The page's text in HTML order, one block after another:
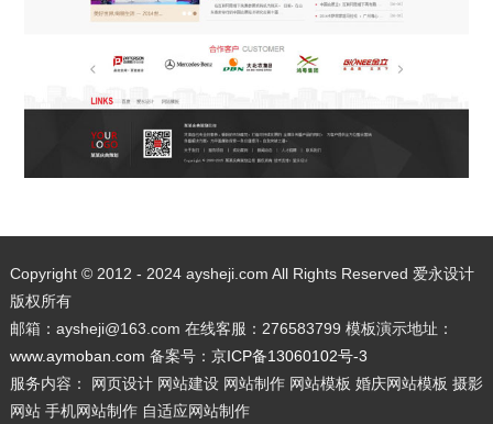
Copyright © 2012 - 2024 aysheji.com All Rights Reserved 爱永设计
版权所有
邮箱：aysheji@163.com 在线客服：276583799 模板演示地址：
www.aymoban.com 备案号： 京ICP备13060102号-3
服务内容： 网页设计 网站建设 网站制作 网站模板 婚庆网站模板 摄影
网站 手机网站制作 自适应网站制作